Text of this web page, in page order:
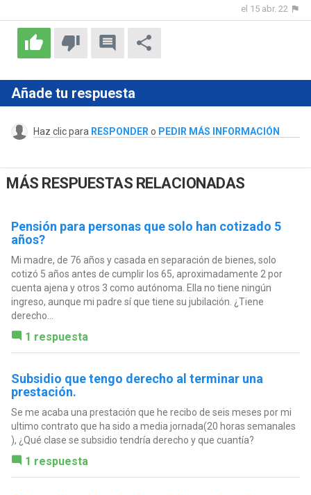
el 15 abr. 22
Añade tu respuesta
Haz clic para RESPONDER o PEDIR MÁS INFORMACIÓN
MÁS RESPUESTAS RELACIONADAS
Pensión para personas que solo han cotizado 5
años?
Mi madre, de 76 años y casada en separación de bienes, solo
cotizó 5 años antes de cumplir los 65, aproximadamente 2 por
cuenta ajena y otros 3 como autónoma. Ella no tiene ningún
ingreso, aunque mi padre sí que tiene su jubilación. ¿Tiene
derecho...
1 respuesta
Subsidio que tengo derecho al terminar una
prestación.
Se me acaba una prestación que he recibo de seis meses por mi
ultimo contrato que ha sido a media jornada(20 horas semanales
), ¿Qué clase se subsidio tendría derecho y que cuantía?
1 respuesta